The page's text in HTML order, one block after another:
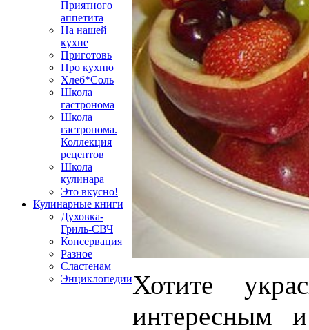
Приятного
аппетита
На нашей
кухне
Приготовь
Про кухню
Хлеб*Соль
Школа
гастронома
Школа
гастронома.
Коллекция
рецептов
Школа
кулинара
Это вкусно!
Кулинарные книги
Духовка-
Гриль-СВЧ
Консервация
Разное
Сластенам
ЭнциклопедииХотите
интересным